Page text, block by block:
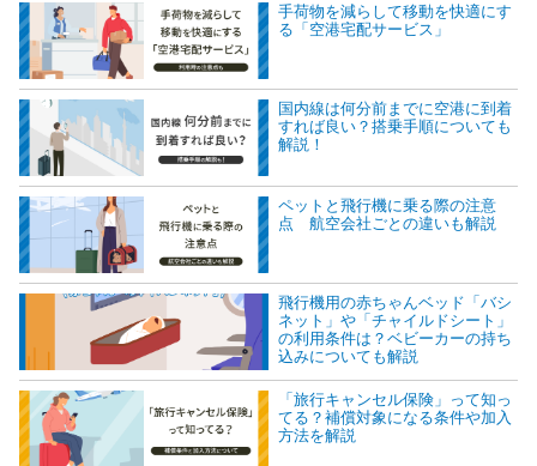
手荷物を減らして移動を快適にす
る「空港宅配サービス」
国内線は何分前までに空港に到着
すれば良い？搭乗手順についても
解説！
ペットと飛行機に乗る際の注意
点 航空会社ごとの違いも解説
飛行機用の赤ちゃんベッド「バシ
ネット」や「チャイルドシート」
の利用条件は？ベビーカーの持ち
込みについても解説
「旅行キャンセル保険」って知っ
てる？補償対象になる条件や加入
方法を解説